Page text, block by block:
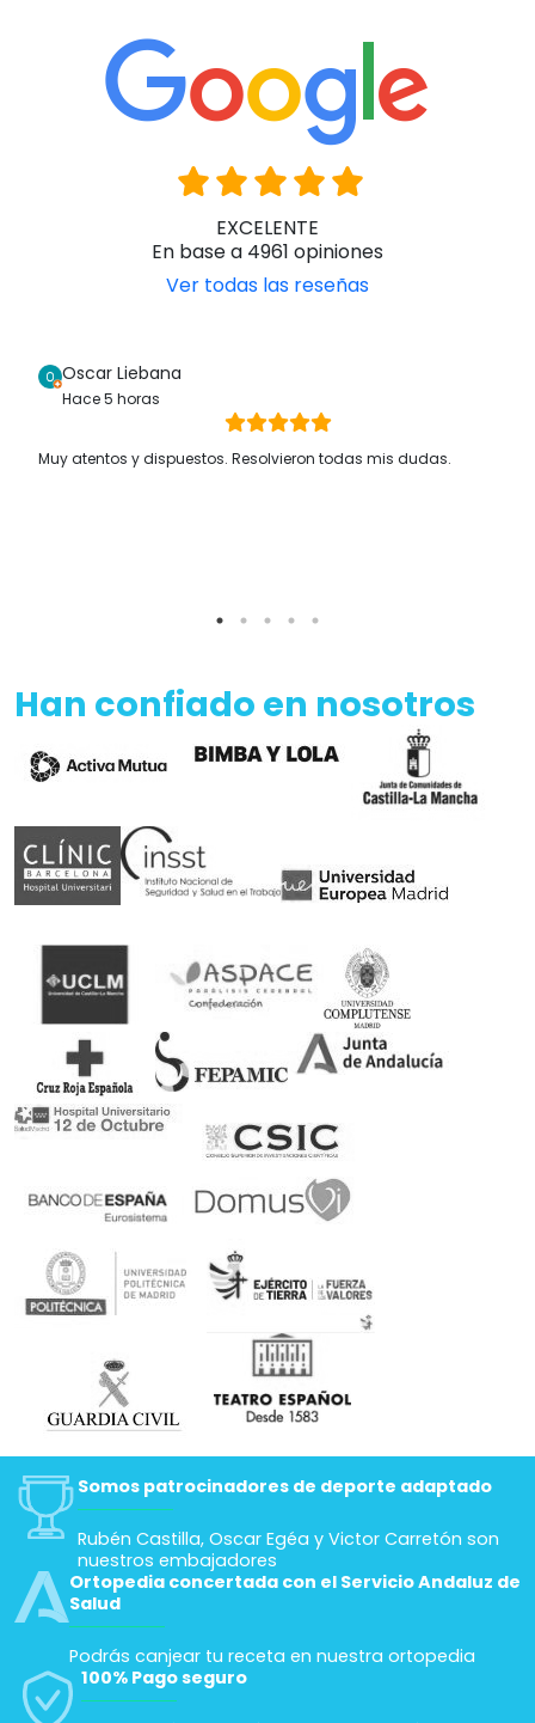
EXCELENTE
En base a 4961 opiniones
Ver todas las reseñas
Oscar Liebana
Hace 5 horas
Muy atentos y dispuestos. Resolvieron todas mis dudas.
Han confiado en nosotros
Somos patrocinadores de deporte adaptado
Rubén Castilla, Oscar Egéa y Victor Carretón son
nuestros embajadores
Ortopedia concertada con el Servicio Andaluz de
Salud
Podrás canjear tu receta en nuestra ortopedia
100% Pago seguro